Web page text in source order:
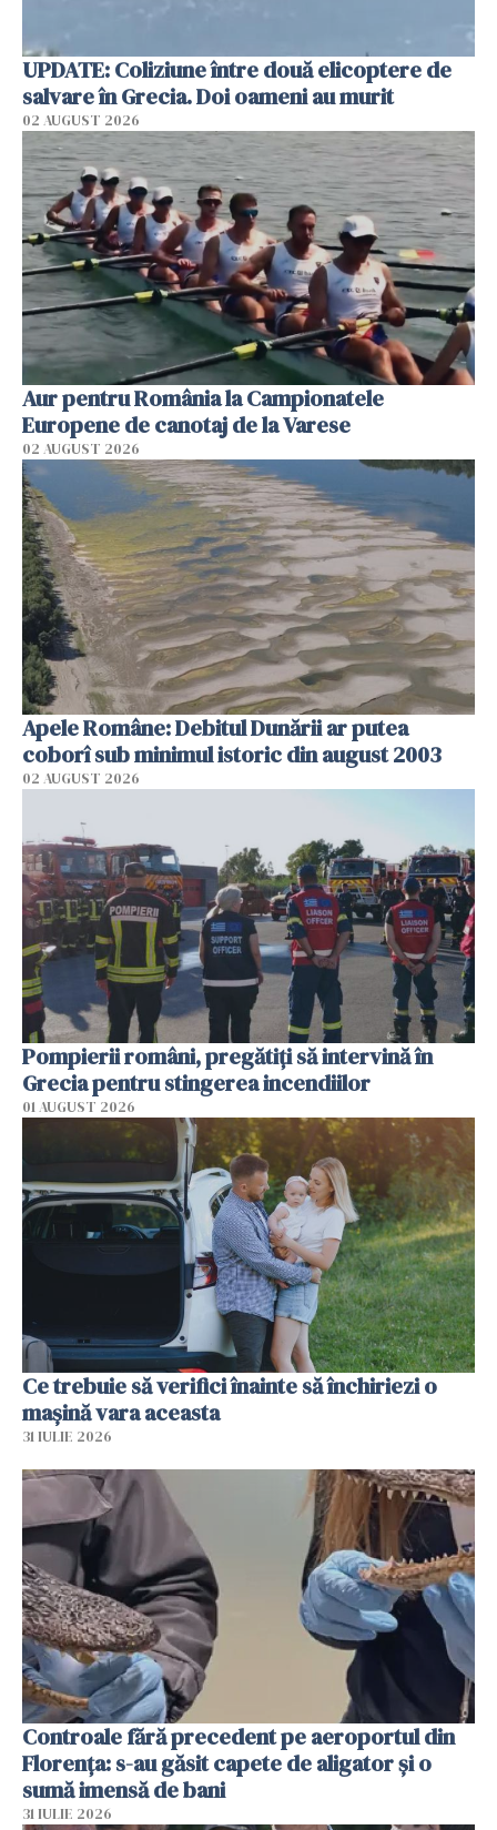
UPDATE: Coliziune între două elicoptere de
salvare în Grecia. Doi oameni au murit
02 AUGUST 2026
Aur pentru România la Campionatele
Europene de canotaj de la Varese
02 AUGUST 2026
Apele Române: Debitul Dunării ar putea
coborî sub minimul istoric din august 2003
02 AUGUST 2026
Pompierii români, pregătiţi să intervină în
Grecia pentru stingerea incendiilor
01 AUGUST 2026
Ce trebuie să verifici înainte să închiriezi o
mașină vara aceasta
31 IULIE 2026
Controale fără precedent pe aeroportul din
Florența: s-au găsit capete de aligator și o
sumă imensă de bani
31 IULIE 2026